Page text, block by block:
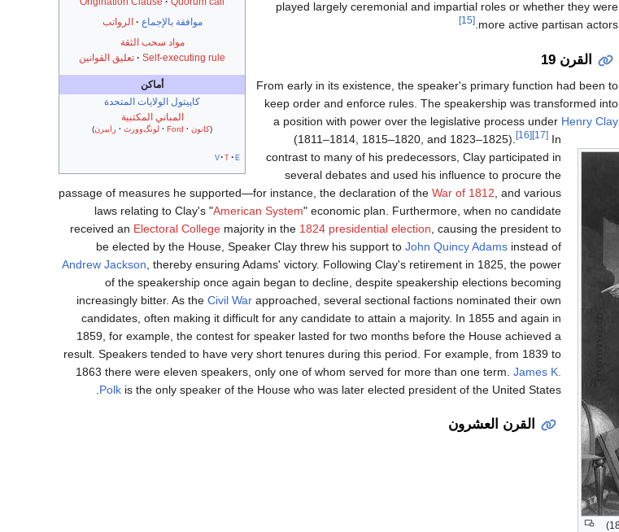
موافقة بالإجماع
الرواتب
مواد سحب الثقة
Self-executing rule
تعليق القوانين
أماكن
كاپيتول الولايات المتحدة
المباني المكتبية
(كانون Ford لونگ‌وورث رايبرن)
v t e
(1813–1814، 1815–1820، 1823– 1825)
played largely ceremonial and impartial roles or whether they were
more active partisan actors.
[15]
القرن 19
From early in its existence, the speaker's primary function had been to
keep order and enforce rules. The speakership was transformed into
a position with power over the legislative process under Henry Clay
(1811–1814, 1815–1820, and 1823–1825).
[16] [17] In
contrast to many of his predecessors, Clay participated in
several debates and used his influence to procure the
passage of measures he supported—for instance, the declaration of theWar of 1812 , and various
laws relating to Clay's "American System" economic plan. Furthermore, when no candidate
received an Electoral College majority in the 1824 presidential election , causing the president to
be elected by the House, Speaker Clay threw his support toJohn Quincy Adams instead of
Andrew Jackson , thereby ensuring Adams' victory. Following Clay's retirement in 1825, the power
of the speakership once again began to decline, despite speakership elections becoming
increasingly bitter. As theCivil War approached, several sectional factions nominated their own
candidates, often making it difficult for any candidate to attain a majority. In 1855 and again in
1859, for example, the contest for speaker lasted for two months before the House achieved a
result. Speakers tended to have very short tenures during this period. For example, from 1839 to
1863 there were eleven speakers, only one of whom served for more than one term.James K.
Polk is the only speaker of the House who was later elected president of the United States.
القرن العشرون